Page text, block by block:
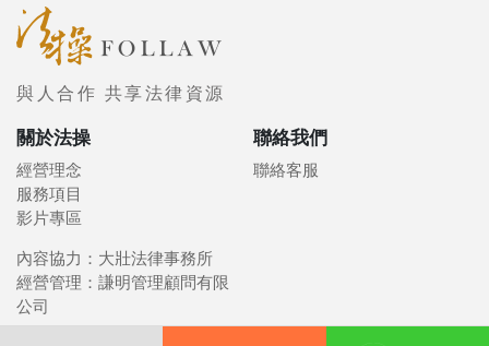
與人合作 共享法律資源
關於法操
經營理念
服務項目
影片專區
聯絡我們
聯絡客服
內容協力：大壯法律事務所
經營管理：謙明管理顧問有限
公司